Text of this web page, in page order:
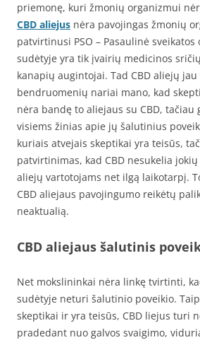
priemonę, kuri žmonių organizmui
CBD aliejus nėra pavojingas žmonių
patvirtinusi PSO – Pasaulinė
sudėtyje yra tik įvairių medicinos
kanapių augintojai. Tad CBD aliejų
bendruomenių nariai mano, kad
nėra bandę to aliejaus su CBD, tačiau
visiems žinias apie jų šalutinius
kuriais atvejais skeptikai yra teisūs,
patvirtinimas, kad CBD nesukelia
aliejų vartotojams net ilgą laikotarpį.
CBD aliejaus pavojingumo reikėtų
neaktualią.
CBD aliejaus šalutinis
Net mokslininkai nėra linkę tvirtinti,
sudėtyje neturi šalutinio poveikio.
skeptikai ir yra teisūs, CBD liejus turi
pradedant nuo galvos svaigimo,